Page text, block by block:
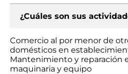
¿Cuáles son sus
Comercio al por menor de
domésticos en
Mantenimiento y reparación
maquinaria y equipo